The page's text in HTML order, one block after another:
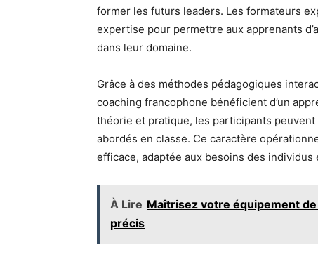
former les futurs leaders. Les formateurs
expertise pour permettre aux apprenants
dans leur domaine.
Grâce à des méthodes pédagogiques
coaching francophone bénéficient d’un
théorie et pratique, les participants
abordés en classe. Ce caractère
efficace, adaptée aux besoins des
À Lire Maîtrisez votre équipement
précis